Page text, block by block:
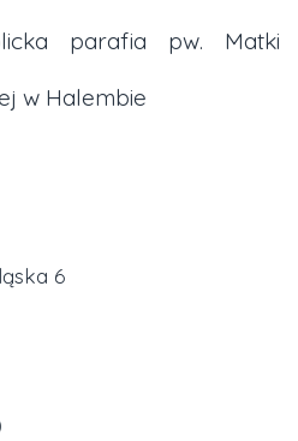
parafia pw. Matki
w Halembie
6